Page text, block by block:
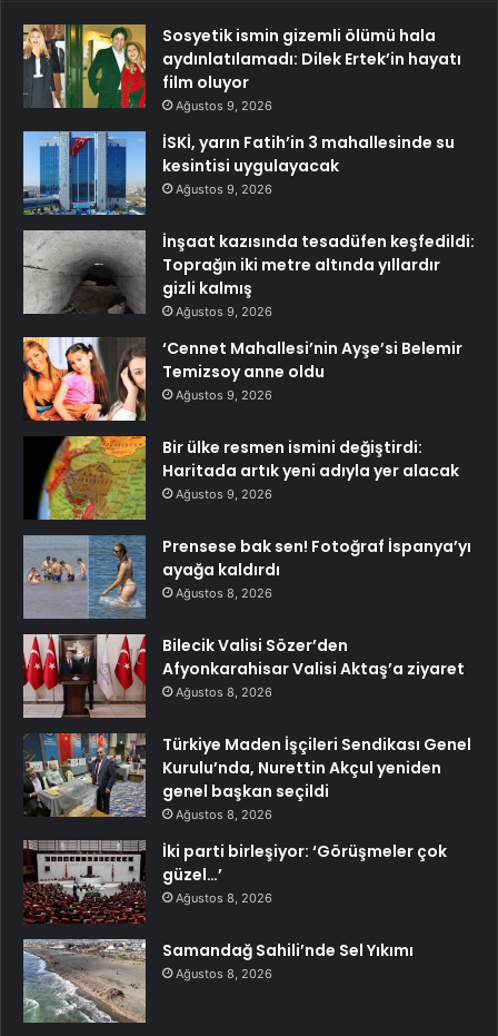
Sosyetik ismin gizemli ölümü hala
aydınlatılamadı: Dilek Ertek’in hayatı
film oluyor
Ağustos 9, 2026
İSKİ, yarın Fatih’in 3 mahallesinde su
kesintisi uygulayacak
Ağustos 9, 2026
İnşaat kazısında tesadüfen keşfedildi:
Toprağın iki metre altında yıllardır
gizli kalmış
Ağustos 9, 2026
‘Cennet Mahallesi’nin Ayşe’si Belemir
Temizsoy anne oldu
Ağustos 9, 2026
Bir ülke resmen ismini değiştirdi:
Haritada artık yeni adıyla yer alacak
Ağustos 9, 2026
Prensese bak sen! Fotoğraf İspanya’yı
ayağa kaldırdı
Ağustos 8, 2026
Bilecik Valisi Sözer’den
Afyonkarahisar Valisi Aktaş’a ziyaret
Ağustos 8, 2026
Türkiye Maden İşçileri Sendikası Genel
Kurulu’nda, Nurettin Akçul yeniden
genel başkan seçildi
Ağustos 8, 2026
İki parti birleşiyor: ‘Görüşmeler çok
güzel…’
Ağustos 8, 2026
Samandağ Sahili’nde Sel Yıkımı
Ağustos 8, 2026